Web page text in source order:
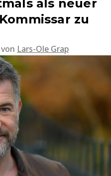
als neuer
zu
von Lars-Ole Grap